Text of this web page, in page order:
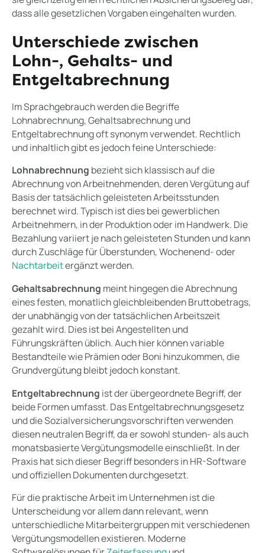
dass alle gesetzlichen Vorgaben eingehalten wurden.
Unterschiede zwischen
Lohn-, Gehalts- und
Entgeltabrechnung
Im Sprachgebrauch werden die Begriffe
Lohnabrechnung, Gehaltsabrechnung und
Entgeltabrechnung oft synonym verwendet. Rechtlich
und inhaltlich gibt es jedoch feine Unterschiede:
Lohnabrechnung bezieht sich klassisch auf die
Abrechnung von Arbeitnehmenden, deren Vergütung auf
Basis der tatsächlich geleisteten Arbeitsstunden
berechnet wird. Typisch ist dies bei gewerblichen
Arbeitnehmern, in der Produktion oder im Handwerk. Die
Bezahlung variiert je nach geleisteten Stunden und kann
durch Zuschläge für Überstunden, Wochenend- oder
Nachtarbeitergänzt werden.
Gehaltsabrechnung meint hingegen die Abrechnung
eines festen, monatlich gleichbleibenden Bruttobetrags,
der unabhängig von der tatsächlichen Arbeitszeit
gezahlt wird. Dies ist bei Angestellten und
Führungskräften üblich. Auch hier können variable
Bestandteile wie Prämien oder Boni hinzukommen, die
Grundvergütung bleibt jedoch konstant.
Entgeltabrechnung ist der übergeordnete Begriff, der
beide Formen umfasst. Das Entgeltabrechnungsgesetz
und die Sozialversicherungsvorschriften verwenden
diesen neutralen Begriff, da er sowohl stunden- als auch
monatsbasierte Vergütungsmodelle einschließt. In der
Praxis hat sich dieser Begriff besonders in HR-Software
und offiziellen Dokumenten durchgesetzt.
Für die praktische Arbeit im Unternehmen ist die
Unterscheidung vor allem dann relevant, wenn
unterschiedliche Mitarbeitergruppen mit verschiedenen
Vergütungsmodellen existieren. Moderne